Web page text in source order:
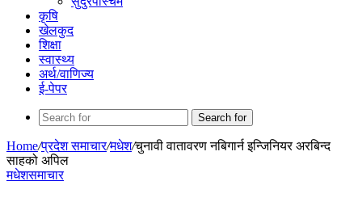
कृषि
खेलकुद
शिक्षा
स्वास्थ्य
अर्थ/वाणिज्य
ई-पेपर
Search for
Home/प्रदेश समाचार/मधेश/चुनावी वातावरण नबिगार्न इन्जिनियर अरबिन्द
साहको अपिल
मधेशसमाचार